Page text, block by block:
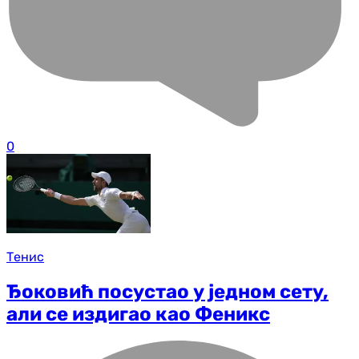
0
Тенис
Ђоковић посустао у једном сету,
али се издигао као Феникс